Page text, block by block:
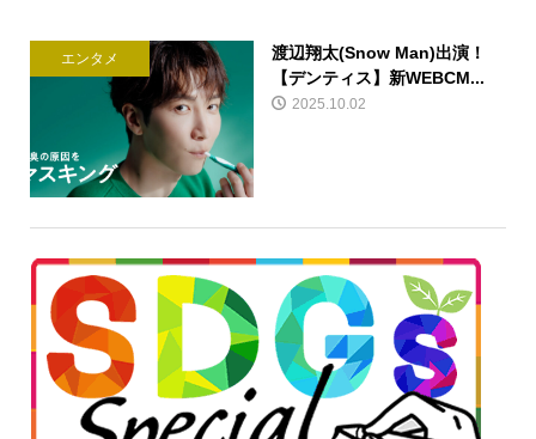
エンタメ
渡辺翔太(Snow Man)出演！
【デンティス】新WEBCM...
2025.10.02